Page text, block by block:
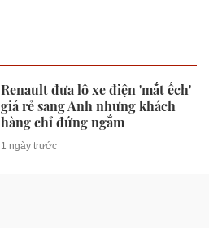
Renault đưa lô xe điện 'mắt ếch'
giá rẻ sang Anh nhưng khách
hàng chỉ đứng ngắm
1 ngày trước